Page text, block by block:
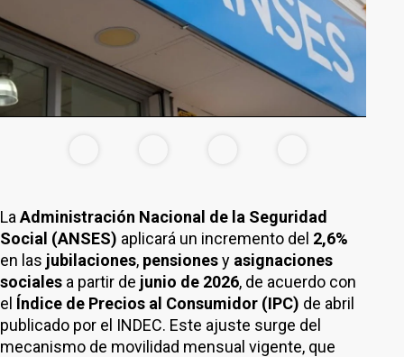
La Administración Nacional de la Seguridad
Social (ANSES) aplicará un incremento del 2,6%
en las jubilaciones, pensionesy asignaciones
sociales a partir de junio de 2026, de acuerdo con
el Índice de Precios al Consumidor (IPC) de abril
publicado por el INDEC. Este ajuste surge del
mecanismo de movilidad mensual vigente, que